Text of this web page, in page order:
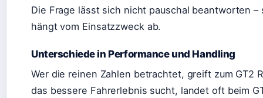
Die Frage lässt sich nicht pauschal beantworten –
hängt vom Einsatzzweck ab.
Unterschiede in Performance und Handling
Wer die reinen Zahlen betrachtet, greift zum GT2
das bessere Fahrerlebnis sucht, landet oft beim